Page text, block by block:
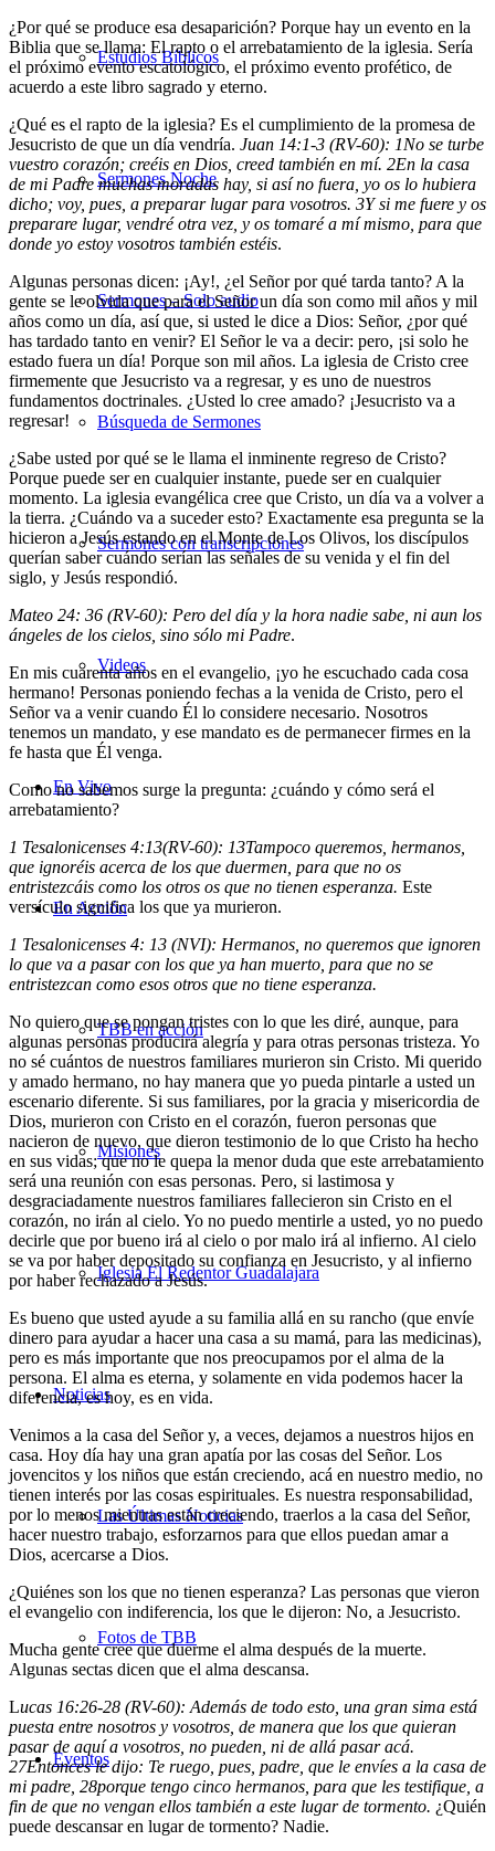
Estudios Bíblicos
Sermones Noche
Sermones – Solo audio
Búsqueda de Sermones
Sermones con transcripciones
Videos
En Vivo
En Acción
TBB en acción
Misiones
Iglesia El Redentor Guadalajara
Noticias
Las Últimas Noticias
Fotos de TBB
Eventos
¿Por qué se produce esa desaparición? Porque hay un evento en la
Biblia que se llama: El rapto o el arrebatamiento de la iglesia. Sería
el próximo evento escatológico, el próximo evento profético, de
acuerdo a este libro sagrado y eterno.
¿Qué es el rapto de la iglesia? Es el cumplimiento de la promesa de
Jesucristo de que un día vendría. Juan 14:1-3 (RV-60): 1No se turbe
vuestro corazón; creéis en Dios, creed también en mí. 2En la casa
de mi Padre muchas moradas hay, si así no fuera, yo os lo hubiera
dicho; voy, pues, a preparar lugar para vosotros. 3Y si me fuere y os
preparare lugar, vendré otra vez, y os tomaré a mí mismo, para que
donde yo estoy vosotros también estéis.
Algunas personas dicen: ¡Ay!, ¿el Señor por qué tarda tanto? A la
gente se le olvida que para el Señor un día son como mil años y mil
años como un día, así que, si usted le dice a Dios: Señor, ¿por qué
has tardado tanto en venir? El Señor le va a decir: pero, ¡si solo he
estado fuera un día! Porque son mil años. La iglesia de Cristo cree
firmemente que Jesucristo va a regresar, y es uno de nuestros
fundamentos doctrinales. ¿Usted lo cree amado? ¡Jesucristo va a
regresar!
¿Sabe usted por qué se le llama el inminente regreso de Cristo?
Porque puede ser en cualquier instante, puede ser en cualquier
momento. La iglesia evangélica cree que Cristo, un día va a volver a
la tierra. ¿Cuándo va a suceder esto? Exactamente esa pregunta se la
hicieron a Jesús estando en el Monte de Los Olivos, los discípulos
querían saber cuándo serían las señales de su venida y el fin del
siglo, y Jesús respondió.
Mateo 24: 36 (RV-60): Pero del día y la hora nadie sabe, ni aun los
ángeles de los cielos, sino sólo mi Padre.
En mis cuarenta años en el evangelio, ¡yo he escuchado cada cosa
hermano! Personas poniendo fechas a la venida de Cristo, pero el
Señor va a venir cuando Él lo considere necesario. Nosotros
tenemos un mandato, y ese mandato es de permanecer firmes en la
fe hasta que Él venga.
Como no sabemos surge la pregunta: ¿cuándo y cómo será el
arrebatamiento?
1 Tesalonicenses 4:13(RV-60): 13Tampoco queremos, hermanos,
que ignoréis acerca de los que duermen, para que no os
entristezcáis como los otros os que no tienen esperanza. Este
versículo significa los que ya murieron.
1 Tesalonicenses 4: 13 (NVI): Hermanos, no queremos que ignoren
lo que va a pasar con los que ya han muerto, para que no se
entristezcan como esos otros que no tiene esperanza.
No quiero que se pongan tristes con lo que les diré, aunque, para
algunas personas producirá alegría y para otras personas tristeza. Yo
no sé cuántos de nuestros familiares murieron sin Cristo. Mi querido
y amado hermano, no hay manera que yo pueda pintarle a usted un
escenario diferente. Si sus familiares, por la gracia y misericordia de
Dios, murieron con Cristo en el corazón, fueron personas que
nacieron de nuevo, que dieron testimonio de lo que Cristo ha hecho
en sus vidas; que no le quepa la menor duda que este arrebatamiento
será una reunión con esas personas. Pero, si lastimosa y
desgraciadamente nuestros familiares fallecieron sin Cristo en el
corazón, no irán al cielo. Yo no puedo mentirle a usted, yo no puedo
decirle que por bueno irá al cielo o por malo irá al infierno. Al cielo
se va por haber depositado su confianza en Jesucristo, y al infierno
por haber rechazado a Jesús.
Es bueno que usted ayude a su familia allá en su rancho (que envíe
dinero para ayudar a hacer una casa a su mamá, para las medicinas),
pero es más importante que nos preocupamos por el alma de la
persona. El alma es eterna, y solamente en vida podemos hacer la
diferencia, es hoy, es en vida.
Venimos a la casa del Señor y, a veces, dejamos a nuestros hijos en
casa. Hoy día hay una gran apatía por las cosas del Señor. Los
jovencitos y los niños que están creciendo, acá en nuestro medio, no
tienen interés por las cosas espirituales. Es nuestra responsabilidad,
por lo menos mientras están creciendo, traerlos a la casa del Señor,
hacer nuestro trabajo, esforzarnos para que ellos puedan amar a
Dios, acercarse a Dios.
¿Quiénes son los que no tienen esperanza? Las personas que vieron
el evangelio con indiferencia, los que le dijeron: No, a Jesucristo.
Mucha gente cree que duerme el alma después de la muerte.
Algunas sectas dicen que el alma descansa.
Lucas 16:26-28 (RV-60): Además de todo esto, una gran sima está
puesta entre nosotros y vosotros, de manera que los que quieran
pasar de aquí a vosotros, no pueden, ni de allá pasar acá.
27Entonces le dijo: Te ruego, pues, padre, que le envíes a la casa de
mi padre, 28porque tengo cinco hermanos, para que les testifique, a
fin de que no vengan ellos también a este lugar de tormento. ¿Quién
puede descansar en lugar de tormento? Nadie.